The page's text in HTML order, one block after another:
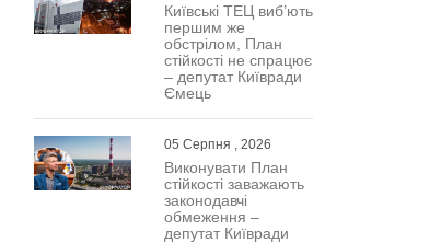
Київські ТЕЦ виб’ють
першим же
обстрілом, План
стійкості не спрацює
– депутат Київради
Ємець
05 Серпня , 2026
Виконувати План
стійкості заважають
законодавчі
обмеження –
депутат Київради